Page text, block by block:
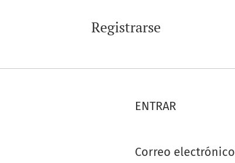
Registrarse
ENTRAR
Correo electrónico